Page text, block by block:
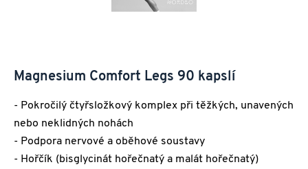
Magnesium Comfort Legs 90 kapslí
- Pokročilý čtyřsložkový komplex při těžkých, unavených
nebo neklidných nohách
- Podpora nervové a oběhové soustavy
- Hořčík (bisglycinát hořečnatý a malát hořečnatý)